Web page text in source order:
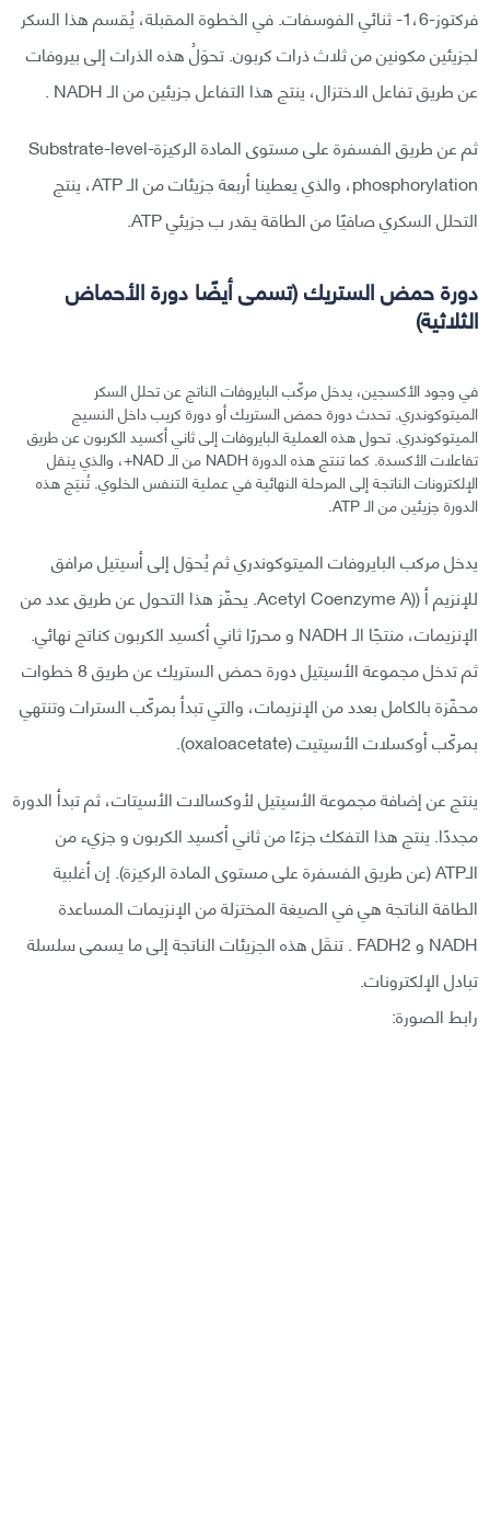
فركتوز-1،6- ثنائي الفوسفات. في الخطوة المقبلة، يُقسم هذا السكر
لجزيئين مكونين من ثلاث ذرات كربون. تحوَلُ هذه الذرات إلى بيروفات
عن طريق تفاعل الاختزال، ينتج هذا التفاعل جزيئين من الـ NADH .
ثم عن طريق الفسفرة على مستوى المادة الركيزة-Substrate-level
phosphorylation، والذي يعطينا أربعة جزيئات من الـ ATP، ينتج
التحلل السكري صافيًا من الطاقة يقدر ب جزيئي ATP.
دورة حمض الستريك (تسمى أيضًا دورة الأحماض
الثلاثية)
في وجود الأكسجين، يدخل مركّب البايروفات الناتج عن تحلل السكر
الميتوكوندري. تحدث دورة حمض الستريك أو دورة كريب داخل النسيج
الميتوكوندري. تحول هذه العملية البايروفات إلى ثاني أكسيد الكربون عن طريق
تفاعلات الأكسدة. كما تنتج هذه الدورة NADH من الـ NAD+، والذي ينقل
الإلكترونات الناتجة إلى المرحلة النهائية في عملية التنفس الخلوي. تُنتِج هذه
الدورة جزيئين من الـ ATP.
يدخل مركب البايروفات الميتوكوندري ثم يُحوَل إلى أسيتيل مرافق
للإنزيم أ ((Acetyl Coenzyme A. يحفّز هذا التحول عن طريق عدد من
الإنزيمات، منتجًا الـ NADH و محررًا ثاني أكسيد الكربون كناتج نهائي.
ثم تدخل مجموعة الأسيتيل دورة حمض الستريك عن طريق 8 خطوات
محفّزة بالكامل بعدد من الإنزيمات، والتي تبدأ بمركّب السترات وتنتهي
بمركّب أوكسلات الأسيتيت (oxaloacetate).
ينتج عن إضافة مجموعة الأسيتيل لأوكسالات الأسيتات، ثم تبدأ الدورة
مجددًا. ينتج هذا التفكك جزءًا من ثاني أكسيد الكربون و جزيء من
الـATP (عن طريق الفسفرة على مستوى المادة الركيزة). إن أغلبية
الطاقة الناتجة هي في الصيغة المختزلة من الإنزيمات المساعدة
NADH و FADH2 . تنقَل هذه الجزيئات الناتجة إلى ما يسمى سلسلة
تبادل الإلكترونات.
رابط الصورة: